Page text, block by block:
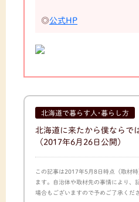
◎公式HP
北海道で暮らす人･暮らし方
北海道に来たから僕ならで
（2017年6月26日公開）
この記事は2017年5月8日時点（取材
ます。自治体や取材先の事情により、
場合もございますので予めご了承くださ